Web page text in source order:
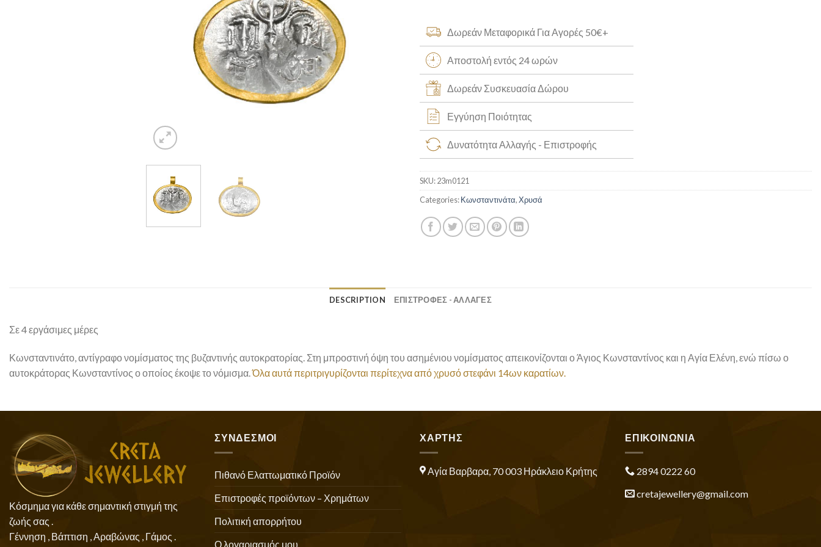
Δωρεάν Μεταφορικά Για Αγορές 50€+
Αποστολή εντός 24 ωρών
Δωρεάν Συσκευασία Δώρου
Εγγύηση Ποιότητας
Δυνατότητα Αλλαγής - Επιστροφής
SKU:23m0121
Categories:Κωνσταντινάτα,Χρυσά
DESCRIPTION ΕΠΙΣΤΡΟΦΕΣ - ΑΛΛΑΓΕΣ
Σε 4 εργάσιμες μέρες
Κωνσταντινάτο, αντίγραφο νομίσματος της βυζαντινής αυτοκρατορίας. Στη μπροστινή όψη του ασημένιου νομίσματος απεικονίζονται ο Άγιος Κωνσταντίνος και η Αγία Ελένη, ενώ πίσω ο
αυτοκράτορας Κωνσταντίνος ο οποίος έκοψε το νόμισμα.Όλα αυτά περιτριγυρίζονται περίτεχνα από χρυσό στεφάνι 14ων καρατίων.
Κόσμημα για κάθε σημαντική στιγμή της
ζωής σας .
Γέννηση , Βάπτιση , Αραβώνας , Γάμος .
ΣΥΝΔΕΣΜΟΙ
Πιθανό Ελαττωματικό Προϊόν
Επιστροφές προϊόντων – Χρημάτων
Πολιτική απορρήτου
Ο λογαριασμός μου
ΧΑΡΤΗΣ
Αγία Βαρβαρα, 70 003 Ηράκλειο Κρήτης
ΕΠΙΚΟΙΝΩΝΙΑ
2894 0222 60
cretajewellery@gmail.com